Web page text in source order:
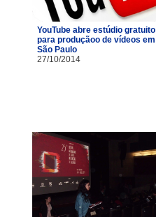
YouTube abre estúdio gratuito
para produçãoo de vídeos em
São Paulo
27/10/2014